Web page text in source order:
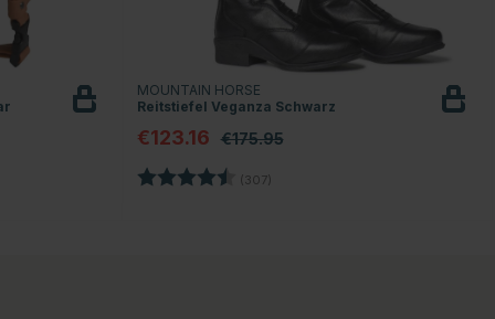
MOUNTAIN HORSE
Reitstiefel Veganza Schwarz
€123.16 €175.95
Bewertung: (307)